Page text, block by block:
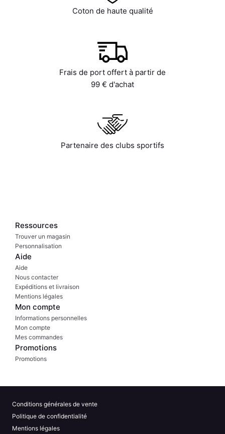
Coton de haute qualité
Frais de port offert à partir de
99 € d'achat
Partenaire des clubs sportifs
Ressources
Trouver un magasin
Personnalisation
Aide
Aide
Nous contacter
Expéditions et livraison
Mentions légales
Mon compte
Informations personnelles
Mon compte
Mes commandes
Promotions
Promotions
Conditions générales de vente
Politique de confidentialité
Mentions légales